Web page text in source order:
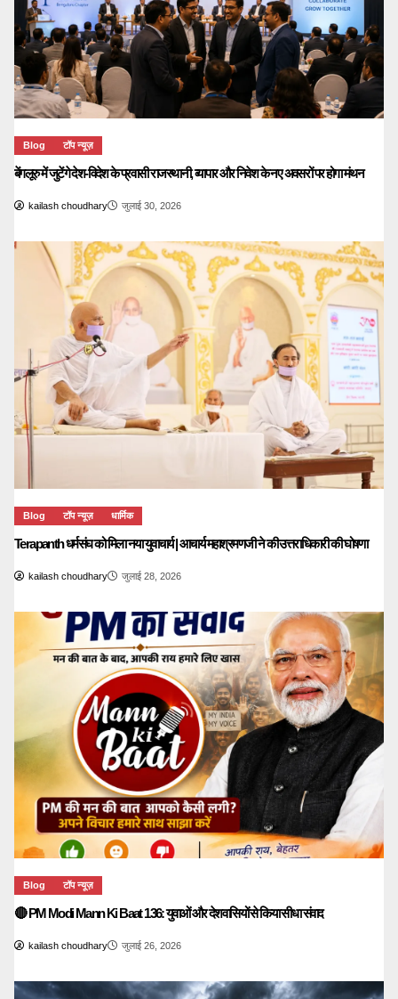
Blog टॉप न्यूज़
बेंगलूरु में जुटेंगे देश-विदेश के प्रवासी राजस्थानी, व्यापार और निवेश के नए अवसरों पर होगा मंथन
kailash choudhary जुलाई 30, 2026
Blog टॉप न्यूज़ धार्मिक
Terapanth धर्मसंघ को मिला नया युवाचार्य | आचार्य महाश्रमणजी ने की उत्तराधिकारी की घोषणा
kailash choudhary जुलाई 28, 2026
Blog टॉप न्यूज़
🔴 PM Modi Mann Ki Baat 136: युवाओं और देशवासियों से किया सीधा संवाद
kailash choudhary जुलाई 26, 2026